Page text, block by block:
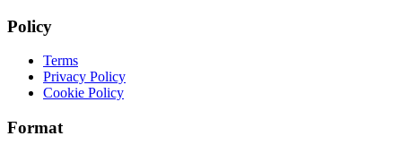
Policy
Terms
Privacy Policy
Cookie Policy
Format